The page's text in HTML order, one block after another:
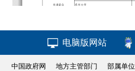
电脑版网站
中国政府网 地方主管部门 部属单位